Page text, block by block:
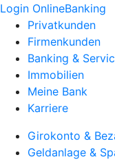
Login OnlineBanking
Privatkunden
Firmenkunden
Banking &
Immobilien
Meine Bank
Karriere
Girokonto &
Geldanlage &